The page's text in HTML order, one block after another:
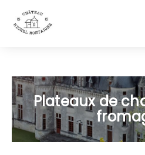
Plateaux de